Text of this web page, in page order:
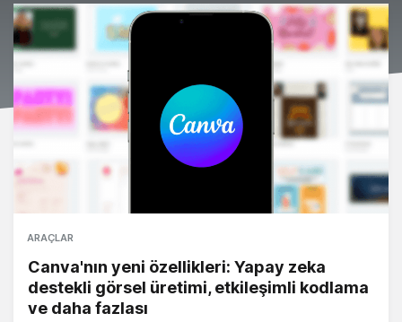
ARAÇLAR
Canva'nın yeni özellikleri: Yapay zeka
destekli görsel üretimi, etkileşimli kodlama
ve daha fazlası